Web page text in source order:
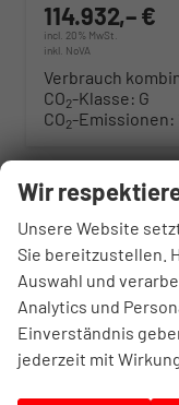
114.932,– €
incl. 20% MwSt.
inkl. NoVA
Verbrauch
CO2-Klasse: G
CO2-Emissionen:
Wir
Unsere Website
Sie bereitzustellen.
Auswahl und
Analytics und
Einverständnis
jederzeit mit